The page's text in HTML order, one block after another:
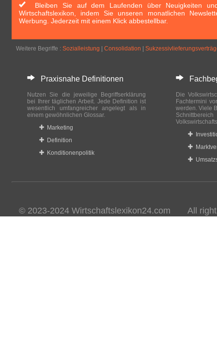
Bleiben Sie auf dem Laufenden über Neuigkeiten
Wirtschaftslexikon, indem Sie unseren monatlichen
Werbung. Jederzeit mit einem Klick abbestellbar.
Weitere Begriffe : Sozialleistung Consolidation
Praxisnahe Definitionen
Nutzen Sie die jeweilige Begriffserklärung
bei Ihrer täglichen Arbeit. Jede Definition ist
wesentlich umfangreicher angelegt als in
einem gewöhnlichen Glossar.
Marketing
Definition
Konditionenpolitik
Die
Fachtermini
werden. Viele
© 2023-2024 Wirtschaftslexikon24.com All